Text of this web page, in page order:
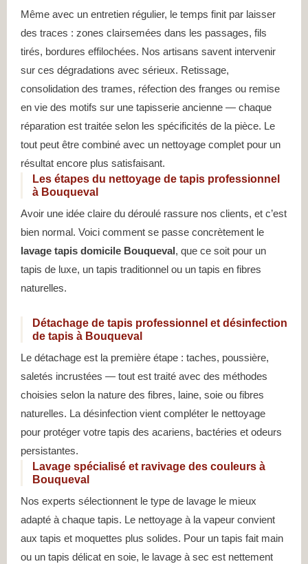
Même avec un entretien régulier, le temps finit par laisser
des traces : zones clairsemées dans les passages, fils
tirés, bordures effilochées. Nos artisans savent intervenir
sur ces dégradations avec sérieux. Retissage,
consolidation des trames, réfection des franges ou remise
en vie des motifs sur une tapisserie ancienne — chaque
réparation est traitée selon les spécificités de la pièce. Le
tout peut être combiné avec un nettoyage complet pour un
résultat encore plus satisfaisant.
Les étapes du nettoyage de tapis professionnel
à Bouqueval
Avoir une idée claire du déroulé rassure nos clients, et c’est
bien normal. Voici comment se passe concrètement le
lavage tapis domicile Bouqueval, que ce soit pour un
tapis de luxe, un tapis traditionnel ou un tapis en fibres
naturelles.
Détachage de tapis professionnel et désinfection
de tapis à Bouqueval
Le détachage est la première étape : taches, poussière,
saletés incrustées — tout est traité avec des méthodes
choisies selon la nature des fibres, laine, soie ou fibres
naturelles. La désinfection vient compléter le nettoyage
pour protéger votre tapis des acariens, bactéries et odeurs
persistantes.
Lavage spécialisé et ravivage des couleurs à
Bouqueval
Nos experts sélectionnent le type de lavage le mieux
adapté à chaque tapis. Le nettoyage à la vapeur convient
aux tapis et moquettes plus solides. Pour un tapis fait main
ou un tapis délicat en soie, le lavage à sec est nettement